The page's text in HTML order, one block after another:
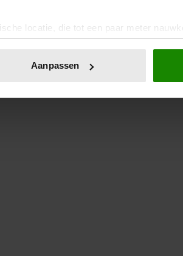
locatie, die tot een paar meter
te scannen op specifieke eigenschappen
in de Cookieverklaring.
Aanpassen